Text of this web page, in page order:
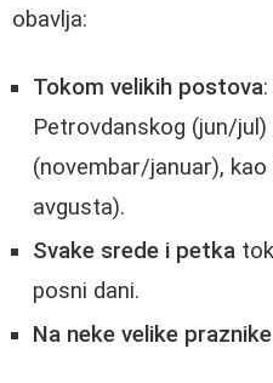
obavlja:
Tokom velikih postova
Petrovdanskog (jun/
(novembar/januar),
avgusta).
Svake srede i petka
posni dani.
Na neke velike praznike